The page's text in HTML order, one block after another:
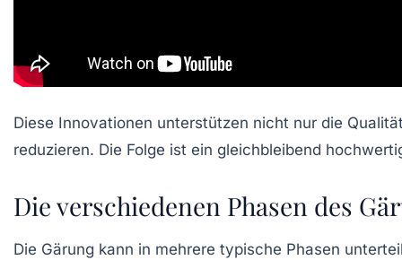
Diese Innovationen unterstützen nicht nur die
reduzieren. Die Folge ist ein gleichbleibend
Die verschiedenen Phasen des
Die Gärung kann in mehrere typische Phasen